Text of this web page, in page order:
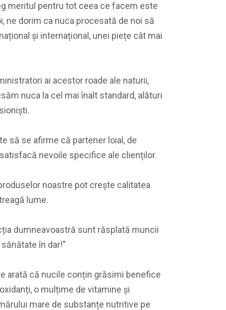
meritul pentru tot ceea ce facem este
ne dorim ca nuca procesată de noi să
și internațional, unei piețe cât mai
ai acestor roade ale naturii,
nuca la cel mai înalt standard, alături
să se afirme că partener loial, de
nevoile specifice ale clienților.
noastre pot crește calitatea
lume.
dumneavoastră sunt răsplată muncii
în dar!"
arată că nucile conțin grăsimi benefice
o mulțime de vitamine și
mare de substanțe nutritive pe